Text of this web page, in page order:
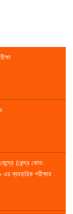
(কেন্দ্র কোড:
ব্যবহারিক পরীক্ষার